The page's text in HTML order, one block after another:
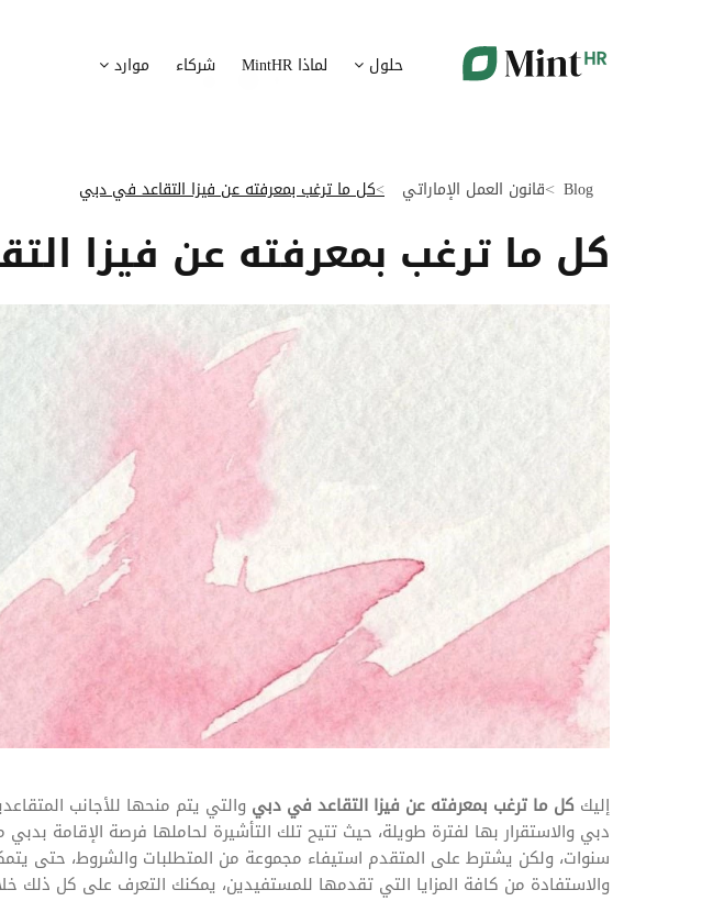
حلول لماذا MintHR شركاء موارد
Blog قانون العمل الإماراتي كل ما ترغب بمعرفته عن فيزا التقاعد في دبي
كل ما ترغب بمعرفته عن فيزا
إليك كل ما ترغب بمعرفته عن فيزا التقاعد في دبي والتي يتم منحها للأجانب
دبي والاستقرار بها لفترة طويلة، حيث تتيح تلك التأشيرة لحاملها فرصة الإقامة
سنوات، ولكن يشترط على المتقدم استيفاء مجموعة من المتطلبات والشروط، حتى
والاستفادة من كافة المزايا التي تقدمها للمستفيدين، يمكنك التعرف على كل ذلك
بيانات الموارد البشرية ممركزة في بوابة واحدة قم برقمنة عملية التوظيف الخاصة بك
قم بإدارة الوثائق الإدارية بشكل أوتوماتيكي ضمان متابعة أفضل لمسارات تدريب موظفيك
رقمنة إدارة تقارير النفقات
آراء الموظفين
جس نبض موظفيك
الرواتب و التعويض
اعداد الرواتب بشكل أسهل
المهام وقوائم الاختيار
تحسين متابعة مهام وقوائم التحقق الخاصة
بالموارد البشرية
تتبع التأمين الصحي
قم بتتبع طلبات استرداد تكاليف الرعاية